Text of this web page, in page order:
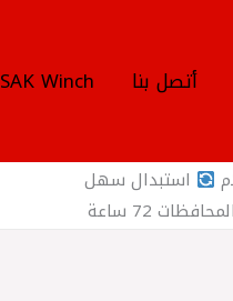
أتصل بنا SAK Winch
استبدال سهل
72 ساعة